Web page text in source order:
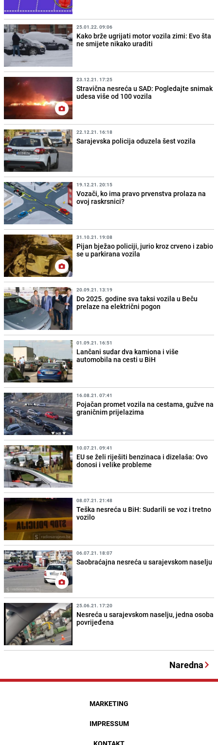
25.01.22. 09:06
Kako brže ugrijati motor vozila zimi: Evo šta
ne smijete nikako uraditi
23.12.21. 17:25
Stravična nesreća u SAD: Pogledajte snimak
udesa više od 100 vozila
22.12.21. 16:18
Sarajevska policija oduzela šest vozila
19.12.21. 20:15
Vozači, ko ima pravo prvenstva prolaza na
ovoj raskrsnici?
31.10.21. 19:08
Pijan bježao policiji, jurio kroz crveno i zabio
se u parkirana vozila
20.09.21. 13:19
Do 2025. godine sva taksi vozila u Beču
prelaze na električni pogon
01.09.21. 16:51
Lančani sudar dva kamiona i više
automobila na cesti u BiH
16.08.21. 07:41
Pojačan promet vozila na cestama, gužve na
graničnim prijelazima
10.07.21. 09:41
EU se želi riješiti benzinaca i dizelaša: Ovo
donosi i velike probleme
08.07.21. 21:48
Teška nesreća u BiH: Sudarili se voz i tretno
vozilo
06.07.21. 18:07
Saobraćajna nesreća u sarajevskom naselju
25.06.21. 17:20
Nesreća u sarajevskom naselju, jedna osoba
povrijeđena
Naredna
MARKETING
IMPRESSUM